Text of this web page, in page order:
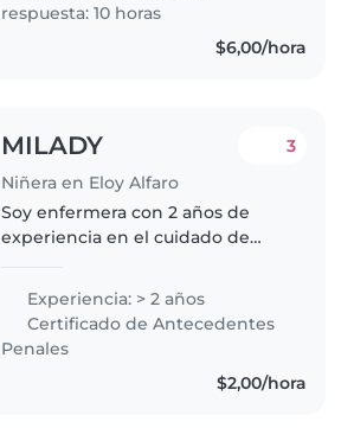
respuesta: 10 horas
$6,00/hora
MILADY
Niñera en Eloy Alfaro
3
Soy enfermera con 2 años de
experiencia en el cuidado de
desarrollar habilidades como la
responsabilidad, la empatía y la
atención..
Experiencia: > 2 años
Certificado de Antecedentes
Penales
$2,00/hora